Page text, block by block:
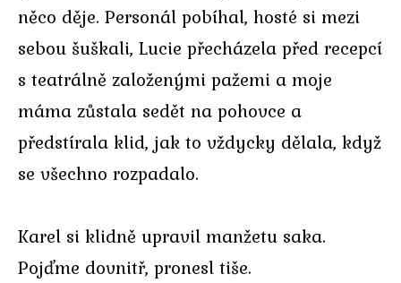
něco děje. Personál pobíhal, hosté si mezi
sebou šuškali, Lucie přecházela před recepcí
s teatrálně založenými pažemi a moje
máma zůstala sedět na pohovce a
předstírala klid, jak to vždycky dělala, když
se všechno rozpadalo.
Karel si klidně upravil manžetu saka.
Pojďme dovnitř, pronesl tiše.